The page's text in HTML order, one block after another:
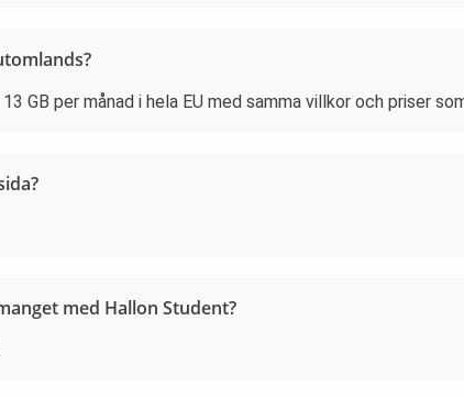
GB per månad i hela EU med samma villkor och priser
med Hallon Student?